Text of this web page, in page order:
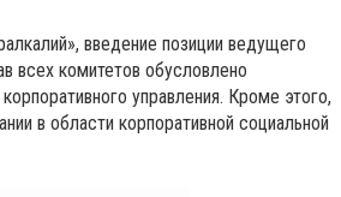
введение позиции ведущего
всех комитетов обусловлено
управления. Кроме этого,
в области корпоративной социальной